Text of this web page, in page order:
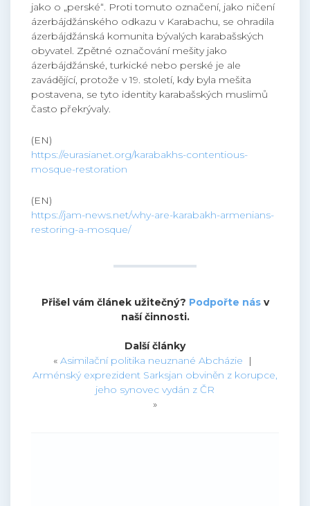
jako o „perské“. Proti tomuto označení, jako ničení
ázerbájdžánského odkazu v Karabachu, se ohradila
ázerbájdžánská komunita bývalých karabašských
obyvatel. Zpětné označování mešity jako
ázerbájdžánské, turkické nebo perské je ale
zavádějící, protože v 19. století, kdy byla mešita
postavena, se tyto identity karabašských muslimů
často překrývaly.
(EN)
https://eurasianet.org/karabakhs-contentious-
mosque-restoration
(EN)
https://jam-news.net/why-are-karabakh-armenians-
restoring-a-mosque/
Přišel vám článek užitečný? Podpořte násv
naší činnosti.
Další články
« Asimilační politika neuznané Abcházie |
Arménský exprezident Sarksjan obviněn z korupce,
jeho synovec vydán z ČR
»